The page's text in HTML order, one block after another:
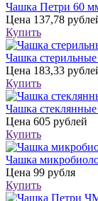
Чашка Петри 60
Цена 137,78
Купить
Чашка
Цена 183,33
Купить
Чашка
Цена 605 рублей
Купить
Чашка
Цена 99 рубля
Купить